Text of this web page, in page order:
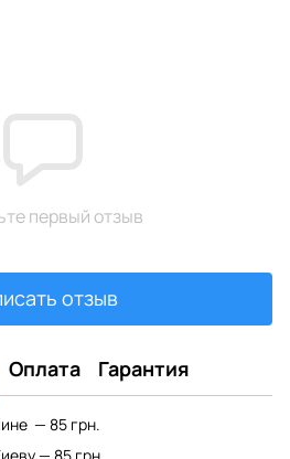
первый отзыв
отзыв
Оплата Гарантия
— 85 грн.